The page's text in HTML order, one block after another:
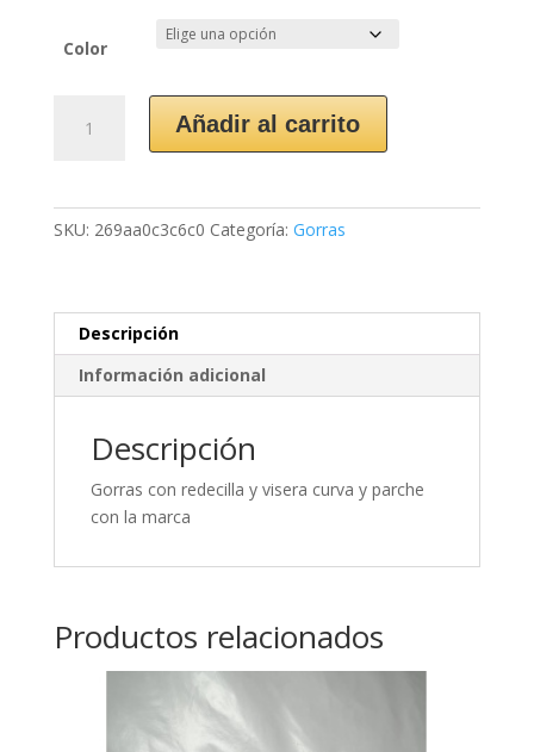
Color
parche
Añadir al carrito
SKU: 269aa0c3c6c0 Categoría: Gorras
Descripción
Información adicional
Descripción
Gorras con redecilla y visera curva y parche
con la marca
Productos relacionados